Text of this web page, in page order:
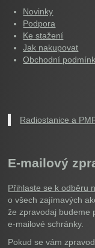
Novinky
Podpora
Ke stažení
Jak nakupovat
Obchodní
Radiostanice a
E-mailový
Přihlaste se k odběru
o všech zajímavých
že zpravodaj budeme
e-mailové schránky.
Pokud se vám